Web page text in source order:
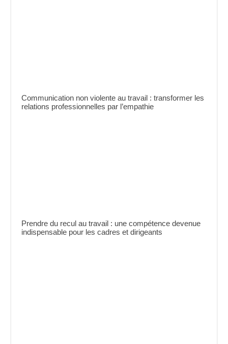
Communication non violente au travail : transformer les
relations professionnelles par l’empathie
Prendre du recul au travail : une compétence devenue
indispensable pour les cadres et dirigeants